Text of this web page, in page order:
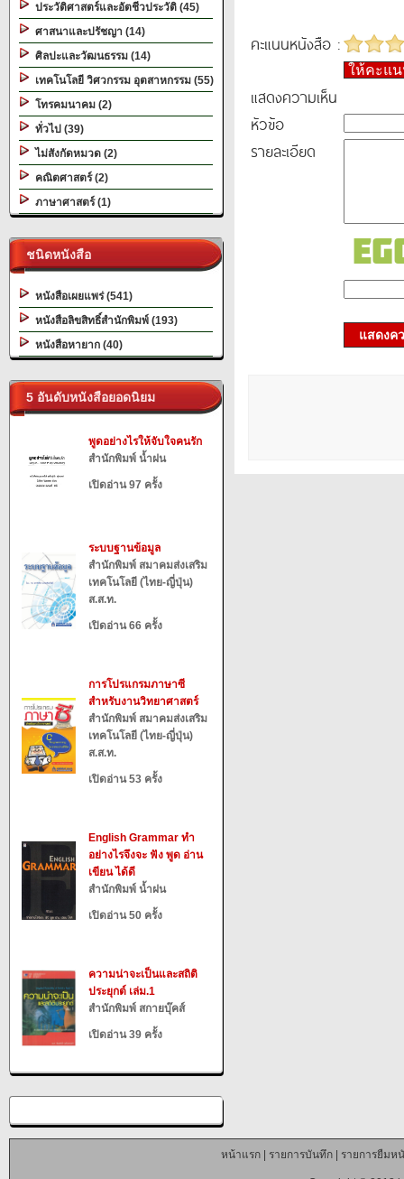
ประวัติศาสตร์และอัตชีวประวัติ (45)
ศาสนาและปรัชญา (14)
ศิลปะและวัฒนธรรม (14)
เทคโนโลยี วิศวกรรม อุตสาหกรรม (55)
โทรคมนาคม (2)
ทั่วไป (39)
ไม่สังกัดหมวด (2)
คณิตศาสตร์ (2)
ภาษาศาสตร์ (1)
ชนิดหนังสือ
หนังสือเผยแพร่ (541)
หนังสือลิขสิทธิ์สำนักพิมพ์ (193)
หนังสือหายาก (40)
5 อันดับหนังสือยอดนิยม
พูดอย่างไรให้จับใจคนรัก
สำนักพิมพ์ น้ำฝน
เปิดอ่าน 97 ครั้ง
ระบบฐานข้อมูล
สำนักพิมพ์ สมาคมส่งเสริม
เทคโนโลยี (ไทย-ญี่ปุ่น)
ส.ส.ท.
เปิดอ่าน 66 ครั้ง
การโปรแกรมภาษาซี
สำหรับงานวิทยาศาสตร์
สำนักพิมพ์ สมาคมส่งเสริม
เทคโนโลยี (ไทย-ญี่ปุ่น)
ส.ส.ท.
เปิดอ่าน 53 ครั้ง
English Grammar ทำ
อย่างไรจึงจะ ฟัง พูด อ่าน
เขียน ได้ดี
สำนักพิมพ์ น้ำฝน
เปิดอ่าน 50 ครั้ง
ความน่าจะเป็นและสถิติ
ประยุกต์ เล่ม.1
สำนักพิมพ์ สกายบุ๊คส์
เปิดอ่าน 39 ครั้ง
คะแนนหนังสือ :
ให้คะแ
แสดงความเห็น
หัวข้อ
รายละเอียด
แสดงค
หน้าแรก| รายการบันทึก| รายการยืมห